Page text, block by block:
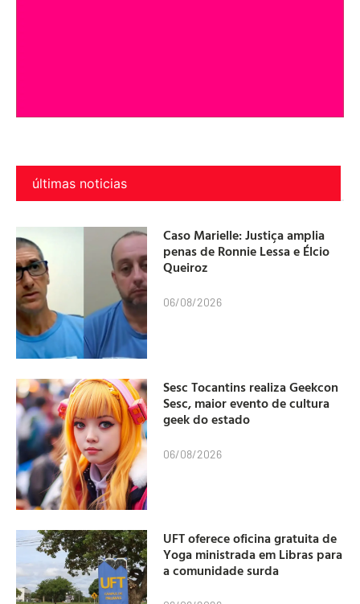
últimas noticias
Caso Marielle: Justiça amplia
penas de Ronnie Lessa e Élcio
Queiroz
06/08/2026
Sesc Tocantins realiza Geekcon
Sesc, maior evento de cultura
geek do estado
06/08/2026
UFT oferece oficina gratuita de
Yoga ministrada em Libras para
a comunidade surda